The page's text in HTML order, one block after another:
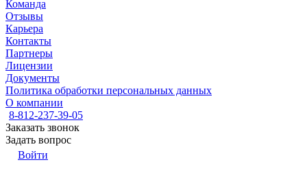
Команда
Отзывы
Карьера
Контакты
Партнеры
Лицензии
Документы
Политика обработки персональных данных
О компании
8-812-237-39-05
Заказать звонок
Задать вопрос
Войти